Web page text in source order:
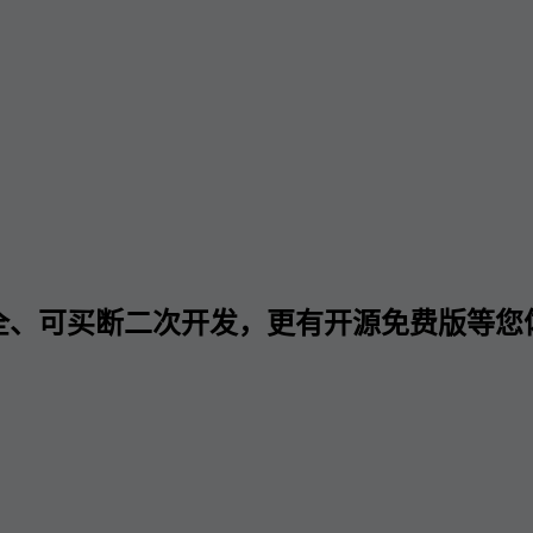
可买断二次开发，更有开源免费版等您